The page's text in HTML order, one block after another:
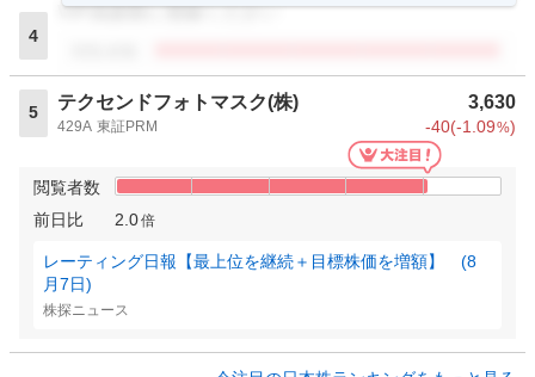
4
VIP倶楽部に登録ください
5
テクセンドフォトマスク(株) 3,630
429A 東証PRM -40(-1.09%)
閲覧者数
前日比
2.0倍
レーティング日報【最上位を継続＋目標株価を増額】 (8
月7日)
株探ニュース